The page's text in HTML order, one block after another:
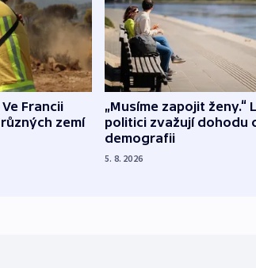
Francii
zemí
„Musíme zapojit ženy.“
politici zvažují dohodu
demografii
5. 8. 2026